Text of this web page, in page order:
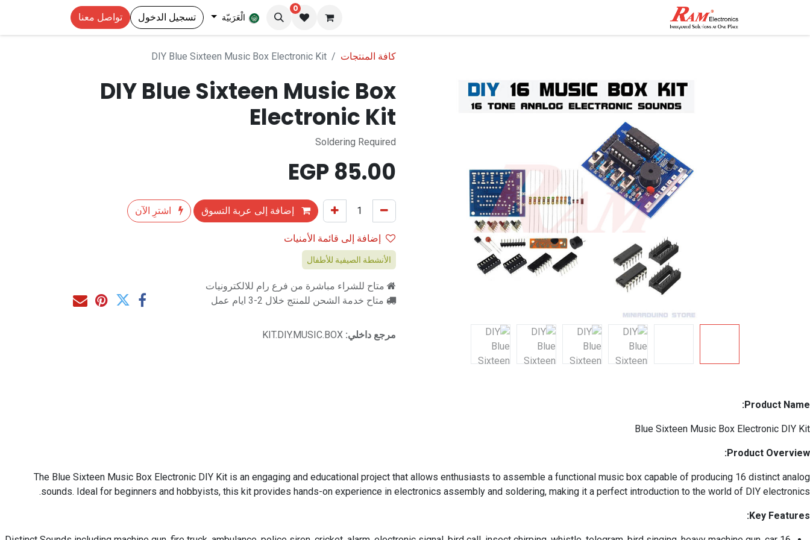
0
الْعَرَبيّة تسجيل الدخول تواصل معنا
كافة المنتجات DIY Blue Sixteen Music Box Electronic Kit
DIY Blue Sixteen Music Box
Electronic Kit
Soldering Required
85.00
إضافة إلى عربة التسوق
اشترِ الآن
إضافة إلى قائمة الأمنيات
الأنشطة الصيفية للأطفال
متاح للشراء مباشرة من فرع رام للالكترونيات
متاح خدمة الشحن للمنتج خلال 2-3 ايام عمل
مرجع داخلي: KIT.DIY.MUSIC.BOX
Product Name:
Blue Sixteen Music Box Electronic DIY Kit
Product Overview:
The Blue Sixteen Music Box Electronic DIY Kit is an engaging and educational project that allows enthusiasts to assemble a functional music box capable of producing 16 distinct analog
sounds. Ideal for beginners and hobbyists, this kit provides hands-on experience in electronics assembly and soldering, making it a perfect introduction to the world of DIY electronics.
Key Features: